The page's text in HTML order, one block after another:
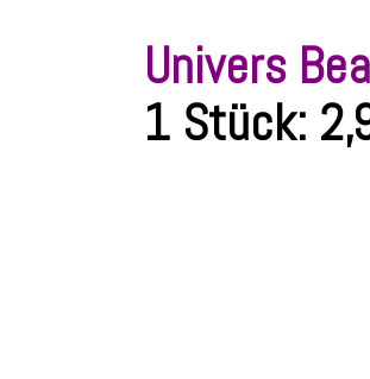
Univers
1 Stück: